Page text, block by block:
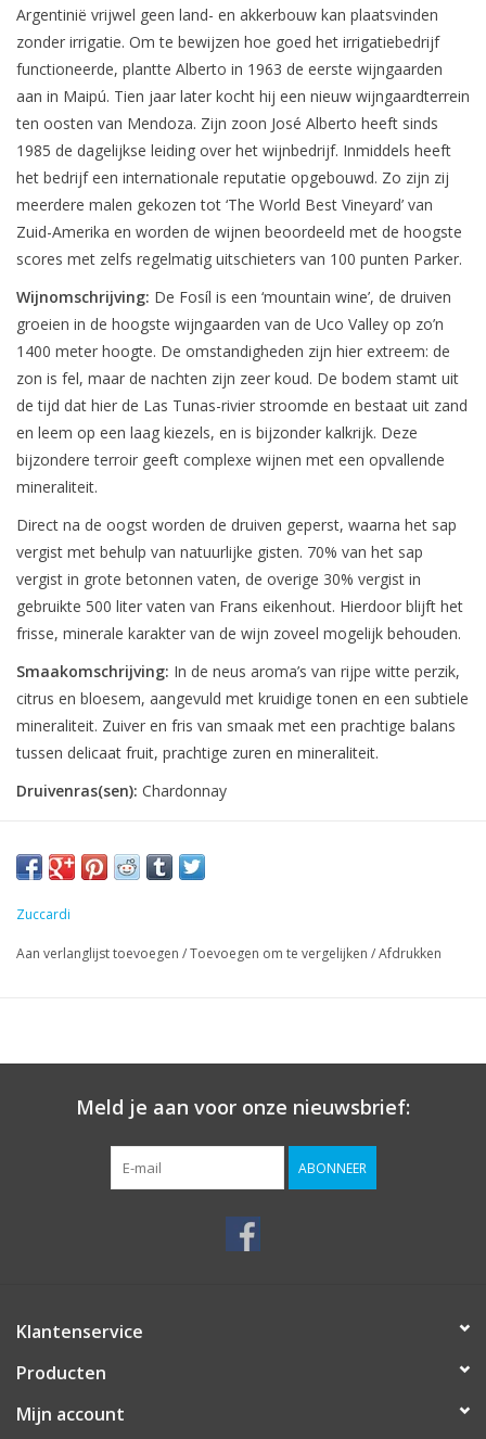
Argentinië vrijwel geen land- en akkerbouw kan plaatsvinden
zonder irrigatie. Om te bewijzen hoe goed het irrigatiebedrijf
functioneerde, plantte Alberto in 1963 de eerste wijngaarden
aan in Maipú. Tien jaar later kocht hij een nieuw wijngaardterrein
ten oosten van Mendoza. Zijn zoon José Alberto heeft sinds
1985 de dagelijkse leiding over het wijnbedrijf. Inmiddels heeft
het bedrijf een internationale reputatie opgebouwd. Zo zijn zij
meerdere malen gekozen tot ‘The World Best Vineyard’ van
Zuid-Amerika en worden de wijnen beoordeeld met de hoogste
scores met zelfs regelmatig uitschieters van 100 punten Parker.
Wijnomschrijving: De Fosíl is een ‘mountain wine’, de druiven
groeien in de hoogste wijngaarden van de Uco Valley op zo’n
1400 meter hoogte. De omstandigheden zijn hier extreem: de
zon is fel, maar de nachten zijn zeer koud. De bodem stamt uit
de tijd dat hier de Las Tunas-rivier stroomde en bestaat uit zand
en leem op een laag kiezels, en is bijzonder kalkrijk. Deze
bijzondere terroir geeft complexe wijnen met een opvallende
mineraliteit.
Direct na de oogst worden de druiven geperst, waarna het sap
vergist met behulp van natuurlijke gisten. 70% van het sap
vergist in grote betonnen vaten, de overige 30% vergist in
gebruikte 500 liter vaten van Frans eikenhout. Hierdoor blijft het
frisse, minerale karakter van de wijn zoveel mogelijk behouden.
Smaakomschrijving: In de neus aroma’s van rijpe witte perzik,
citrus en bloesem, aangevuld met kruidige tonen en een subtiele
mineraliteit. Zuiver en fris van smaak met een prachtige balans
tussen delicaat fruit, prachtige zuren en mineraliteit.
Druivenras(sen): Chardonnay
Zuccardi
Aan verlanglijst toevoegen /Toevoegen om te vergelijken /Afdrukken
Meld je aan voor onze nieuwsbrief:
ABONNEER
Klantenservice
Producten
Mijn account